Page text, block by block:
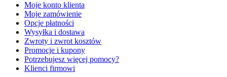
Moje konto klienta
Moje zamówienie
Opcje płatności
Wysyłka i dostawa
Zwroty i zwrot kosztów
Promocje i kupony
Potrzebujesz więcej pomocy?
Klienci firmowi